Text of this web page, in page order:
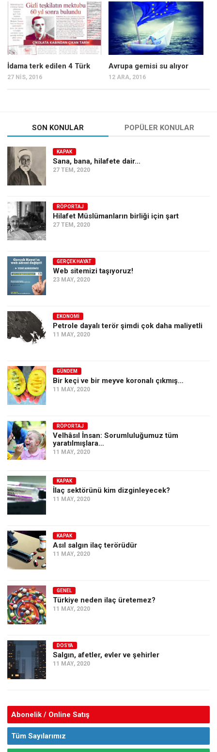
Mehmet Ali Tekin
Abir E. Nahas
Amina S. Jenenkovic
Bağdagül Öz
Esra Elönü
Tüm Sayılar
Kategoriler
Kültür Sanat
Kitap
7 soruda bu hafta
Ekonomi
Manzara
Sağlık
Gıda-Beslenme
Hayat
Türkiye
Siyaset
Avrupa
Asya
İslam Dünyası
Amerika
Avustralya
Düşünce
Dosyalar
İdama terk edilen 4 Türk
27 NIS, 2016
Avrupa gemisi su alıyor
12 ARA, 2016
SON KONULAR POPÜLER KONULAR
KAPAK
Sana, bana, hilafete dair…
27 TEM, 2020
RÖPORTAJ
Hilafet Müslümanların birliği için şart
27 TEM, 2020
GERÇEK HAYAT
Web sitemizi taşıyoruz!
23 MAY, 2020
EKONOMI
Petrole dayalı terör şimdi çok daha maliyetli
11 MAY, 2020
GÜNDEM
Bir keçi ve bir meyve koronalı çıkmış…
11 MAY, 2020
RÖPORTAJ
Velhâsıl İnsan: Sorumluluğumuz tüm
yaratılmışlara…
11 MAY, 2020
KAPAK
İlaç sektörünü kim dizginleyecek?
11 MAY, 2020
KAPAK
Asıl salgın ilaç terörüdür
11 MAY, 2020
GENEL
Türkiye neden ilaç üretemez?
11 MAY, 2020
DOSYA
Salgın, afetler, evler ve şehirler
11 MAY, 2020
Abonelik / Online Satış
Tüm Sayılarımız